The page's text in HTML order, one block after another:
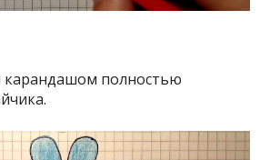
карандашом полностью